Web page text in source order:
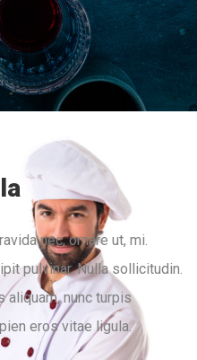
nec, ornare ut, mi.
pulvinar. Nulla sollicitudin.
aliquam, nunc turpis
eros vitae ligula.